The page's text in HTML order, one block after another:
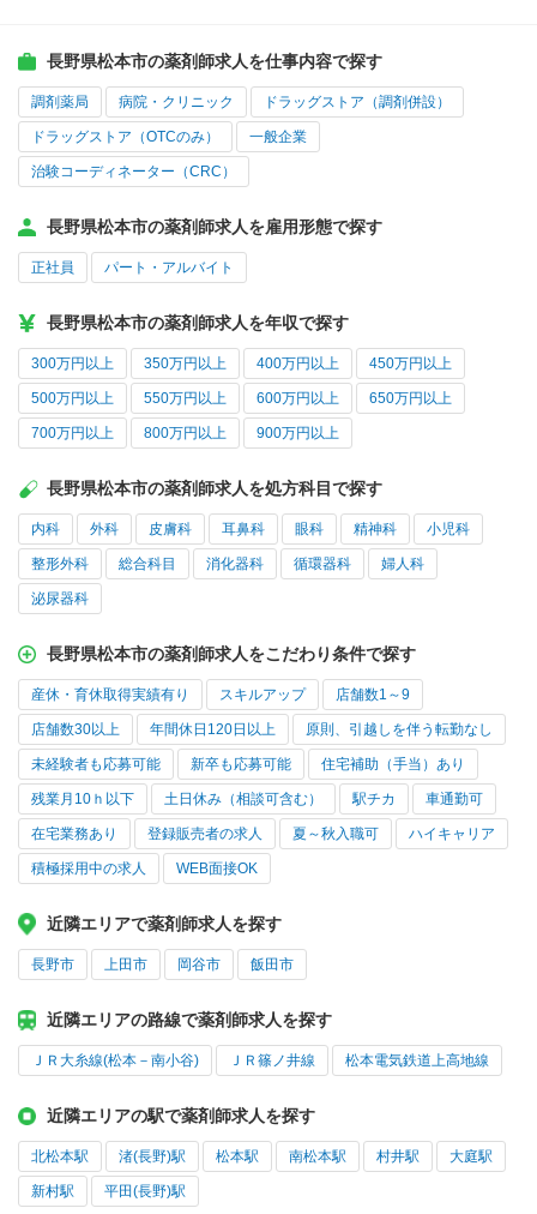
長野県松本市の薬剤師求人を仕事内容で探す
調剤薬局 病院・クリニック ドラッグストア（調剤併設）
ドラッグストア（OTCのみ） 一般企業
治験コーディネーター（CRC）
長野県松本市の薬剤師求人を雇用形態で探す
正社員 パート・アルバイト
長野県松本市の薬剤師求人を年収で探す
300万円以上 350万円以上 400万円以上 450万円以上
500万円以上 550万円以上 600万円以上 650万円以上
700万円以上 800万円以上 900万円以上
長野県松本市の薬剤師求人を処方科目で探す
内科 外科 皮膚科 耳鼻科 眼科 精神科 小児科
整形外科 総合科目 消化器科 循環器科 婦人科
泌尿器科
長野県松本市の薬剤師求人をこだわり条件で探す
産休・育休取得実績有り スキルアップ 店舗数1～9
店舗数30以上 年間休日120日以上 原則、引越しを伴う転勤なし
未経験者も応募可能 新卒も応募可能 住宅補助（手当）あり
残業月10ｈ以下 土日休み（相談可含む） 駅チカ 車通勤可
在宅業務あり 登録販売者の求人 夏～秋入職可 ハイキャリア
積極採用中の求人 WEB面接OK
近隣エリアで薬剤師求人を探す
長野市 上田市 岡谷市 飯田市
近隣エリアの路線で薬剤師求人を探す
ＪＲ大糸線(松本－南小谷) ＪＲ篠ノ井線 松本電気鉄道上高地線
近隣エリアの駅で薬剤師求人を探す
北松本駅 渚(長野)駅 松本駅 南松本駅 村井駅 大庭駅
新村駅 平田(長野)駅